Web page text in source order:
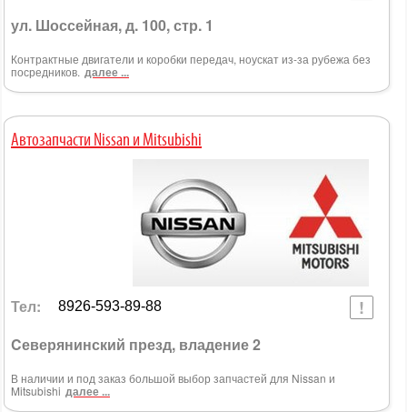
ул. Шоссейная, д. 100, стр. 1
Контрактные двигатели и коробки передач, ноускат из-за рубежа без
посредников. далее ...
Автозапчасти Nissan и Mitsubishi
Тел: 8926-593-89-88
Cеверянинский презд, владение 2
В наличии и под заказ большой выбор запчастей для Nissan и
Mitsubishi далее ...